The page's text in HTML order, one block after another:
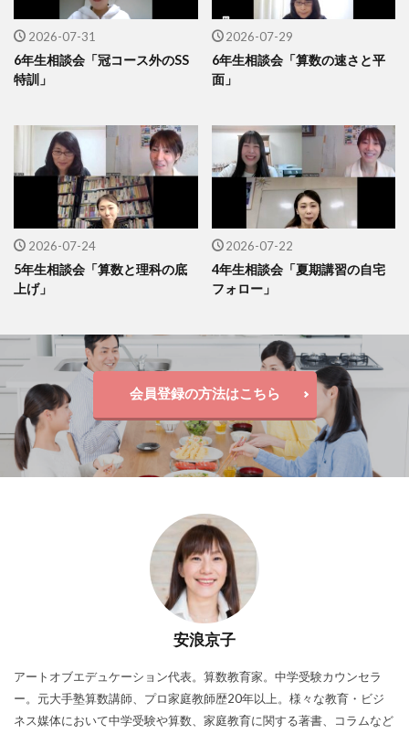
2026-07-31
6年生相談会「冠コース外のSS
特訓」
2026-07-29
6年生相談会「算数の速さと平
面」
2026-07-24
5年生相談会「算数と理科の底
上げ」
2026-07-22
4年生相談会「夏期講習の自宅
フォロー」
会員登録の方法はこちら
安浪京子
アートオブエデュケーション代表。算数教育家。中学受験カウンセラ
ー。元大手塾算数講師、プロ家庭教師歴20年以上。様々な教育・ビジ
ネス媒体において中学受験や算数、家庭教育に関する著書、コラムなど